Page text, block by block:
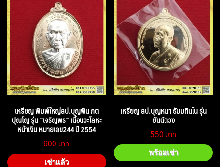
เหรียญ พิมพ์ใหญ่ลป.บุญพิน กต
ปุณโญ รุ่น “เจริญพร” เนื้อนวะโลหะ
หน้าเงิน หมายเลข244 ปี 2554
600
เช่าแล้ว
เหรียญ ลป.บุญหนา ธัมมทินโน รุ่น
ยันต์ดวง
550
พร้อมเช่า